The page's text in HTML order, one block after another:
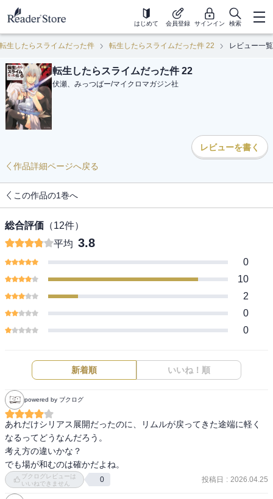
はじめて 会員登録 サインイン 検索
転生したらスライムだった件 転生したらスライムだった件 22 レビュー一覧
転生したらスライムだった件 22
伏瀬、みっつばー/マイクロマガジン社
レビューを書く
作品詳細ページへ戻る
この作品の1巻へ
総合評価 （12件）
平均 3.8
0
10
2
0
0
新着順 いいね！順
powered by ブクログ
あれだけシリアス展開だったのに、リムルが戻ってきた途端に軽く
なるってどうなんだろう。
考え方の違いかな？
ブクログレビューは
いいねできません
0 投稿日 : 2026.04.25